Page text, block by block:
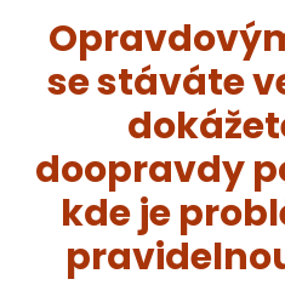
se stáváte
doopravdy
kde je